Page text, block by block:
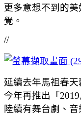
更多意想不到的
覺。
//
延續去年馬祖春
今年再推出「
陸續有舞台劇、